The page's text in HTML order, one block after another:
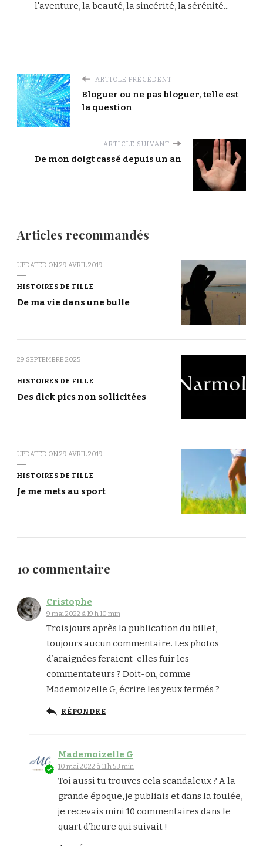
l'aventure, la beauté, la sincérité, la sérénité...
ARTICLE PRÉCÉDENT
Bloguer ou ne pas bloguer, telle est
la question
ARTICLE SUIVANT
De mon doigt cassé depuis un an
Articles recommandés
UPDATED ON29 AVRIL 2019
HISTOIRES DE FILLE
De ma vie dans une bulle
29 SEPTEMBRE 2025
HISTOIRES DE FILLE
Des dick pics non sollicitées
UPDATED ON29 AVRIL 2019
HISTOIRES DE FILLE
Je me mets au sport
10 commentaire
Cristophe
9 mai 2022 à 19 h 10 min
Trois jours après la publication du billet,
toujours aucun commentaire. Les photos
d’araignées feraient-elles fuir les
commentateurs ? Doit-on, comme
Mademoizelle G, écrire les yeux fermés ?
RÉPONDRE
Mademoizelle G
10 mai 2022 à 11 h 53 min
Toi aussi tu trouves cela scandaleux ? A la
grande époque, je publiais et dans la foulée,
je recevais mini 10 commentaires dans le
quart d’heure qui suivait !